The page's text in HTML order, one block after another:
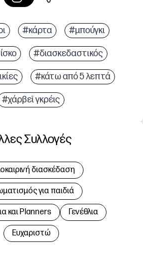
#κάρτα #μπούγκι
#διασκεδαστικός
#κάτω από 5 λεπτά
#χάρβεϊ γκρέις
Συλλογές
διασκέδαση
για παιδιά
και Planners Γενέθλια
Ευχαριστώ